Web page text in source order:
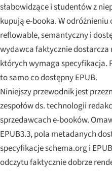
słabowidzące i studentów z
kupują e-booka. W odróżnieniu
reflowable, semantyczny i
wydawca faktycznie
których wymaga specyfikacja.
to samo co dostępny EPUB.
Niniejszy przewodnik jest
zespołów ds. technologii
sprzedawcach e-booków.
EPUB3.3, pola metadanych
specyfikacje schema.org i
odczytu faktycznie dobrze